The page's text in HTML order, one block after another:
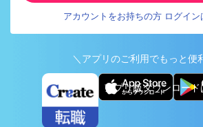
アカウントをお持ちの方 ログイン
＼アプリのご利用でもっと便
アプリ版ダウンロード